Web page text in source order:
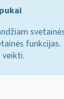
veikti.